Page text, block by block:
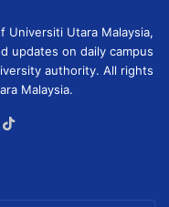
Universiti Utara Malaysia,
updates on daily campus
authority. All rights
Malaysia.
Instagram